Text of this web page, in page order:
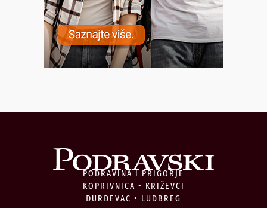
PODRAVINA I PRIGORJE
KOPRIVNICA • KRIŽEVCI
ĐURĐEVAC • LUDBREG